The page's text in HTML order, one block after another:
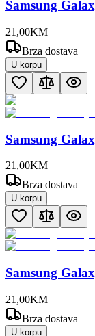
Samsung
21 ,00KM
Brza dostava
U korpu
Samsung
21 ,00KM
Brza dostava
U korpu
Samsung
21 ,00KM
Brza dostava
U korpu